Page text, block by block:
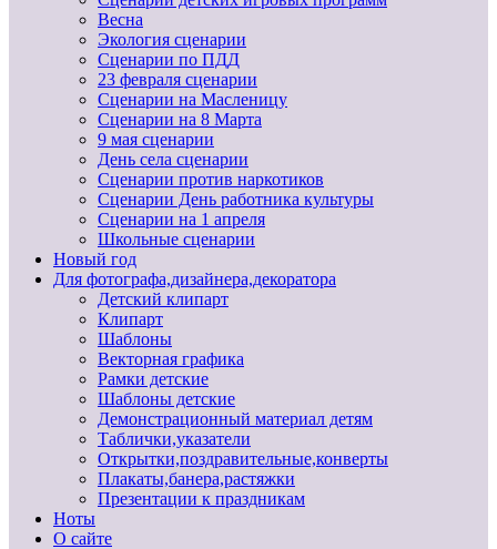
Весна
Экология сценарии
Сценарии по ПДД
23 февраля сценарии
Сценарии на Масленицу
Сценарии на 8 Марта
9 мая сценарии
День села сценарии
Сценарии против наркотиков
Сценарии День работника культуры
Сценарии на 1 апреля
Школьные сценарии
Новый год
Для фотографа,дизайнера,декоратора
Детский клипарт
Клипарт
Шаблоны
Векторная графика
Рамки детские
Шаблоны детские
Демонстрационный материал детям
Таблички,указатели
Открытки,поздравительные,конверты
Плакаты,банера,растяжки
Презентации к праздникам
Ноты
О сайте